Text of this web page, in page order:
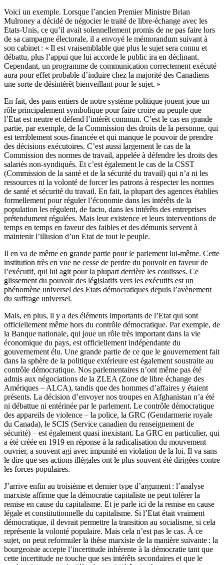
Voici un exemple. Lorsque l’ancien Premier Ministre Brian
Mulroney a décidé de négocier le traité de libre-échange avec les
Etats-Unis, ce qu’il avait solennellement promis de ne pas faire lors
de sa campagne électorale, il a envoyé le mémorandum suivant à
son cabinet : « Il est vraisemblable que plus le sujet sera connu et
débattu, plus l’appui que lui accorde le public ira en déclinant.
Cependant, un programme de communication correctement exécuté
aura pour effet probable d’induire chez la majorité des Canadiens
une sorte de désintérêt bienveillant pour le sujet. »
En fait, des pans entiers de notre système politique jouent joue un
rôle principalement symbolique pour faire croire au peuple que
l’Etat est neutre et défend l’intérêt commun. C’est le cas en grande
partie, par exemple, de la Commission des droits de la personne, qui
est terriblement sous-financée et qui manque le pouvoir de prendre
des décisions exécutoires. C’est aussi largement le cas de la
Commission des normes de travail, appelée à défendre les droits des
salariés non-syndiqués. Et c’est également le cas de la CSST
(Commission de la santé et de la sécurité du travail) qui n’a ni les
ressources ni la volonté de forcer les patrons à respecter les normes
de santé et sécurité du travail. En fait, la plupart des agences établies
formellement pour réguler l’économie dans les intérêts de la
population les régulent, de facto, dans les intérêts des entreprises
prétendument régulées. Mais leur existence et leurs interventions de
temps en temps en faveur des faibles et des démunis servent à
maintenir l’illusion d’un Etat de tout le peuple.
Il en va de même en grande partie pour le parlement lui-même. Cette
institution très en vue ne cesse de perdre du pouvoir en faveur de
l’exécutif, qui lui agit pour la plupart derrière les coulisses. Ce
glissement du pouvoir des législatifs vers les exécutifs est un
phénomène universel des Etats démocratiques depuis l’avènement
du suffrage universel.
Mais, en plus, il y a des éléments importants de l’Etat qui sont
officiellement même hors du contrôle démocratique. Par exemple, de
la Banque nationale, qui joue un rôle très important dans la vie
économique du pays, est officiellement indépendante du
gouvernement élu. Une grande partie de ce que le gouvernement fait
dans la sphère de la politique extérieure est également soustraite au
contrôle démocratique. Nos parlementaires n’ont même pas été
admis aux négociations de la ZLEA (Zone de libre échange des
Amériques – ALCA), tandis que des hommes d’affaires y étaient
présents. La décision d’envoyer nos troupes en Afghanistan n’a été
ni débattue ni entérinée par le parlement. Le contrôle démocratique
des appareils de violence – la police, la GRC (Gendarmerie royale
du Canada), le SCIS (Service canadien du renseignement de
sécurité) – est également quasi inexistant. La GRC en particulier, qui
a été créée en 1919 en réponse à la radicalisation du mouvement
ouvrier, a souvent agi avec impunité en violation de la loi. Il va sans
le dire que ses actions illégales ont le plus souvent été dirigées contre
les forces populaires.
J’arrive enfin au troisième et dernier type d’argument : l’analyse
marxiste affirme que la démocratie capitaliste ne peut tolérer la
remise en cause du capitalisme. Et je parle ici de la remise en cause
légale et constitutionnelle du capitalisme. Si l’Etat était vraiment
démocratique, il devrait permettre la transition au socialisme, si cela
représente la volonté populaire. Mais cela n’est pas le cas. À ce
sujet, on peut reformuler la thèse marxiste de la manière suivante : la
bourgeoisie accepte l’incertitude inhérente à la démocratie tant que
cette incertitude ne touche que ses intérêts secondaires et que le